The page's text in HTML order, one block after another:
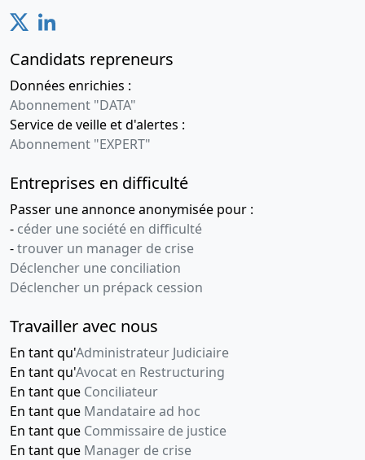
Candidats repreneurs
Données enrichies :
Abonnement "DATA"
Service de veille et d'alertes :
Abonnement "EXPERT"
Entreprises en difficulté
Passer une annonce anonymisée pour :
- céder une société en difficulté
-trouver un manager de crise
Déclencher une conciliation
Déclencher un prépack cession
Travailler avec nous
En tant qu'Administrateur Judiciaire
En tant qu'Avocat en Restructuring
En tant que Conciliateur
En tant que Mandataire ad hoc
En tant que Commissaire de justice
En tant que Manager de crise